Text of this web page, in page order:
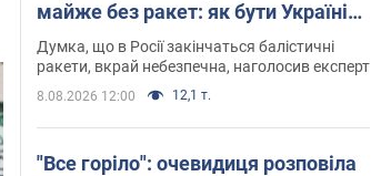
майже без ракет: як бути Україні?
Інтерв’ю з Мельником
Думка, що в Росії закінчаться балістичні
ракети, вкрай небезпечна, наголосив експерт
8.08.2026 12:00 12,1 т.
"Все горіло": очевидиця розповіла